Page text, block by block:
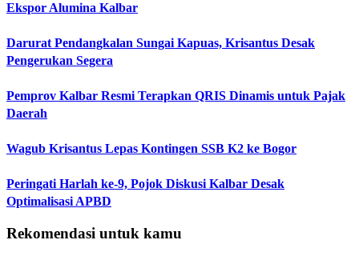
Ekspor Alumina Kalbar
Darurat Pendangkalan Sungai Kapuas, Krisantus Desak
Pengerukan Segera
Pemprov Kalbar Resmi Terapkan QRIS Dinamis untuk Pajak
Daerah
Wagub Krisantus Lepas Kontingen SSB K2 ke Bogor
Peringati Harlah ke-9, Pojok Diskusi Kalbar Desak
Optimalisasi APBD
Rekomendasi untuk kamu